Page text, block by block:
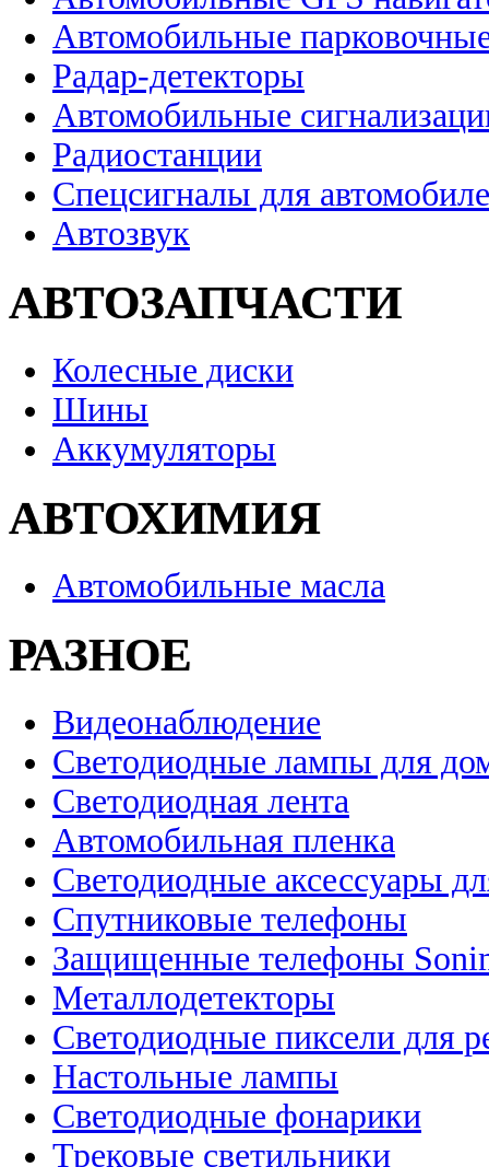
Автомобильные
Радар-детекторы
Автомобильные
Радиостанции
Спецсигналы для
Автозвук
АВТОЗАПЧАСТИ
Колесные диски
Шины
Аккумуляторы
АВТОХИМИЯ
Автомобильные масла
РАЗНОЕ
Видеонаблюдение
Светодиодные лампы для
Светодиодная лента
Автомобильная пленка
Светодиодные аксессуары
Спутниковые телефоны
Защищенные телефоны
Металлодетекторы
Светодиодные пиксели для
Настольные лампы
Светодиодные фонарики
Трековые светильники